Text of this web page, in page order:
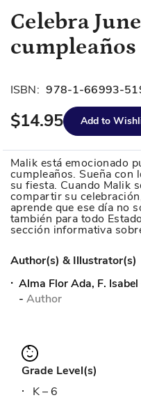
of
images
Celebra
ISBN: 978-1-66993-
$14.95 Add to
Malik está emocionado
cumpleaños. Sueña con
su fiesta. Cuando Malik
compartir su
aprende que ese día no
también para todo
sección informativa
Author(s) & Illustrator(s)
Alma Flor Ada, F.
- Author
Grade Level(s)
K – 6